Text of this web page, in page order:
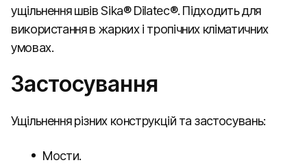
ущільнення швів Sika® Dilatec®. Підходить для
використання в жарких і тропічних кліматичних
умовах.
Застосування
Ущільнення різних конструкцій та застосувань:
Мости.